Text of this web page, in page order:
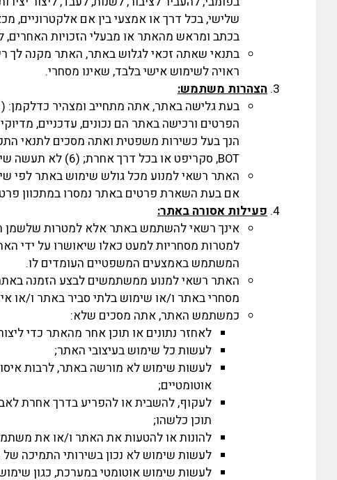
שלישי, בכל דרך או אמצעי בין אם אלקטרוניים,
בכתב ומראש מהאתר או מבעלי הזכויות האחרים,
בתנאי שאתה זכאי לגלוש באתר, האתר מקנה לך
ראויה לשימוש אישי בלבד, שאינו מסחרי.
הצהרות משתמש:
BOT, סקריפט או בכל דרך אחרת; (6) לא תעשה שימוש בלתי חוקי באתר; (7) השימוש שלך באתר לא יפר כל חוק או תקנה רלוונטיים.
האתר רשאי למנוע מכל גולש שימוש באתר לפי
אם בעת השארת פרטים באתר נמסרו במתכוון
פעילות אסורה באתר:
אינך רשאי להשתמש באתר אלא למטרות שלשמן
למטרות מסחריות למעט כאלו שיאושרו על ידי
המשתמש באמצעים המשפטיים העומדים לו.
האתר רשאי למנוע ממשתמשים לבצע הזמנה
מסחרי באתר ו/או שימוש בלתי סביר באתר ו/או
כמשתמש האתר, אתה מסכים שלא:
לאחזר נתונים או תוכן אחר מהאתר כדי
לעשות כל שימוש בעיצובי האתר;
לעשות שימוש לא מורשה באתר, לרבות
אוטומטיים;
לעקוף, להשבית או להפריע בדרך אחרת
תוכן כלשהו;
להונות או להטעות את האתר ו/או את
לעשות שימוש לא נכון בשירותי התמיכה
לעשות שימוש אוטומטי במערכת, כגון